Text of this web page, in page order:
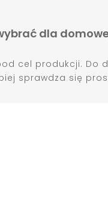
dla
cel produkcji. Do
sprawdza się